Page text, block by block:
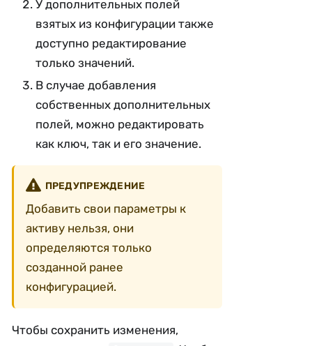
У дополнительных полей
взятых из конфигурации также
доступно редактирование
только значений.
В случае добавления
собственных дополнительных
полей, можно редактировать
как ключ, так и его значение.
ПРЕДУПРЕЖДЕНИЕ
Добавить свои параметры к
активу нельзя, они
определяются только
созданной ранее
конфигурацией.
Чтобы сохранить изменения,